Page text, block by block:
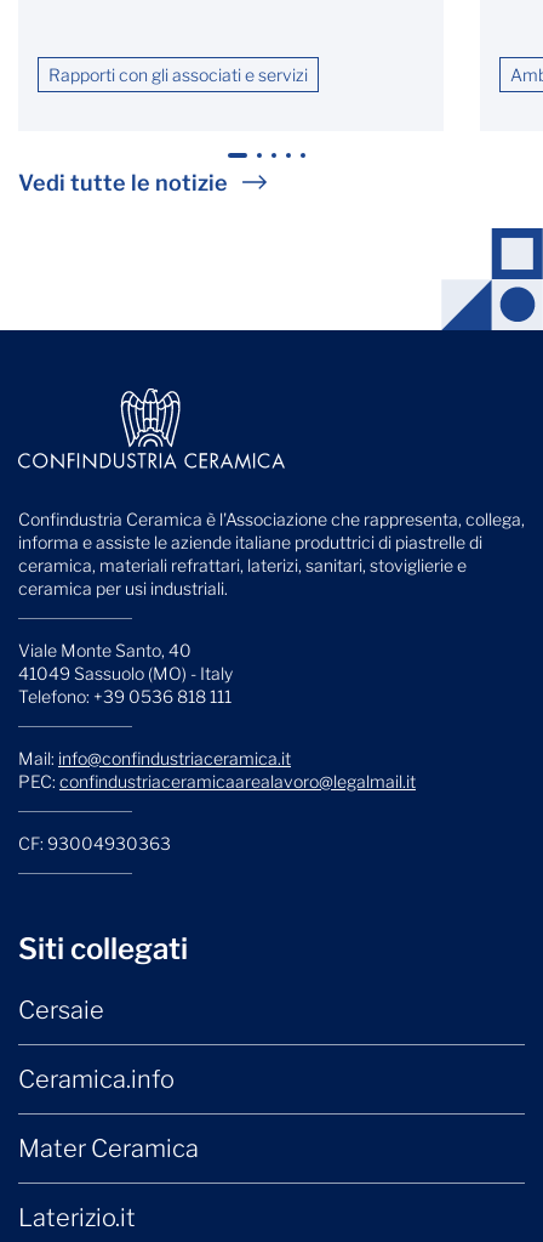
Rapporti con gli associati e servizi
1 2 3 4 5
Vedi tutte le notizie
Confindustria Ceramica è l'Associazione che rappresenta, collega,
informa e assiste le aziende italiane produttrici di piastrelle di
ceramica, materiali refrattari, laterizi, sanitari, stoviglierie e
ceramica per usi industriali.
Viale Monte Santo, 40
41049 Sassuolo (MO) - Italy
Telefono: +39 0536 818 111
Mail: info@confindustriaceramica.it
PEC: confindustriaceramicaarealavoro@legalmail.it
CF: 93004930363
Siti collegati
Cersaie
Ceramica.info
Mater Ceramica
Laterizio.it